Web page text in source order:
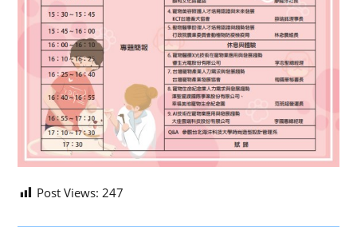
Post Views: 247